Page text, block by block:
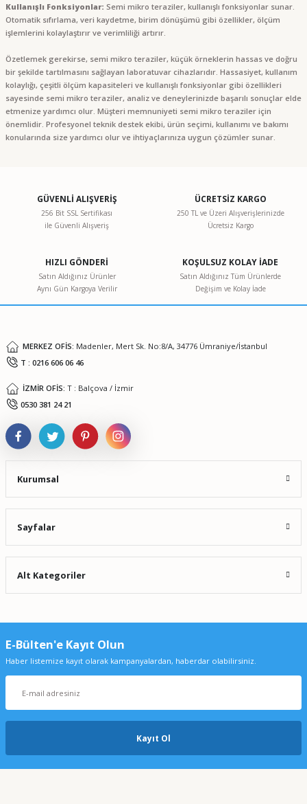
Kullanışlı Fonksiyonlar: Semi mikro teraziler, kullanışlı fonksiyonlar sunar.
Otomatik sıfırlama, veri kaydetme, birim dönüşümü gibi özellikler, ölçüm
işlemlerini kolaylaştırır ve verimliliği artırır.
Özetlemek gerekirse, semi mikro teraziler, küçük örneklerin hassas ve doğru
bir şekilde tartılmasını sağlayan laboratuvar cihazlarıdır. Hassasiyet, kullanım
kolaylığı, çeşitli ölçüm kapasiteleri ve kullanışlı fonksiyonlar gibi özellikleri
sayesinde semi mikro teraziler, analiz ve deneylerinizde başarılı sonuçlar elde
etmenize yardımcı olur. Müşteri memnuniyeti semi mikro teraziler için
önemlidir. Profesyonel teknik destek ekibi, ürün seçimi, kullanımı ve bakımı
konularında size yardımcı olur ve ihtiyaçlarınıza uygun çözümler sunar.
GÜVENLİ ALIŞVERİŞ
256 Bit SSL Sertifikası
ile Güvenli Alışveriş
ÜCRETSİZ KARGO
250 TL ve Üzeri Alışverişlerinizde
Ücretsiz Kargo
HIZLI GÖNDERİ
Satın Aldığınız Ürünler
Aynı Gün Kargoya Verilir
KOŞULSUZ KOLAY İADE
Satın Aldığınız Tüm Ürünlerde
Değişim ve Kolay İade
MERKEZ OFİS: Madenler, Mert Sk. No:8/A, 34776 Ümraniye/İstanbul
T : 0216 606 06 46
İZMİR OFİS: T : Balçova / İzmir
0530 381 24 21
Kurumsal
Sayfalar
Alt Kategoriler
E-Bülten'e Kayıt Olun
Haber listemize kayıt olarak kampanyalardan, haberdar olabilirsiniz.
Kayıt Ol